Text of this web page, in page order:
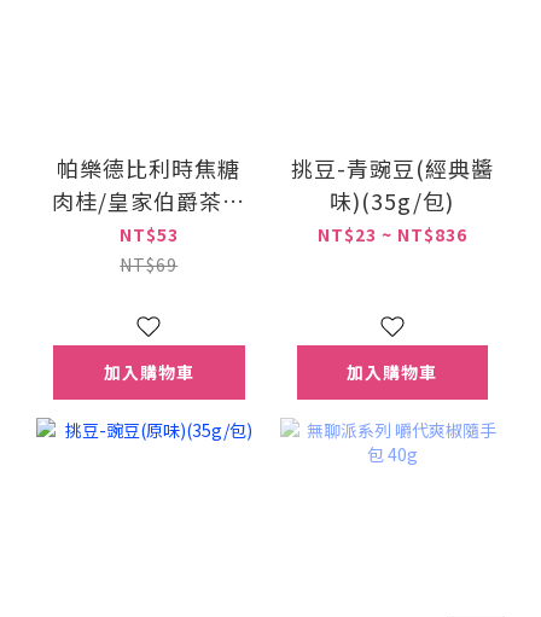
帕樂德比利時焦糖
肉桂/皇家伯爵茶煎
捲(餅乾)
NT$53
NT$69
加入購物車
挑豆-青豌豆(經典醬
味)(35g/包)
NT$23 ~ NT$836
加入購物車